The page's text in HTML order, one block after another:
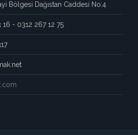
Bölgesi Dağıstan Caddesi No:4
16 - 0312 267 12 75